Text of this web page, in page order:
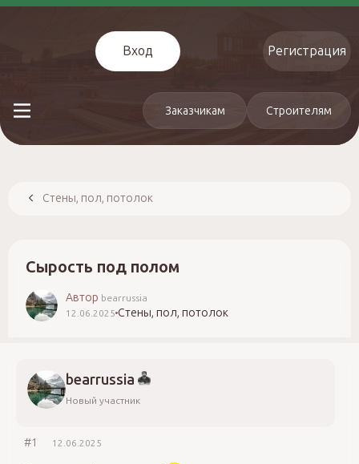
Вход Регистрация
Заказчикам Строителям
Стены, пол, потолок
Сырость под полом
Автор bearrussia
12.06.2025 Стены, пол, потолок
bearrussia
Новый участник
#1 12.06.2025